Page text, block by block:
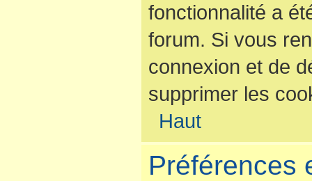
fonctionnalité a
forum. Si vous
connexion et de
supprimer les
Haut
Préférences